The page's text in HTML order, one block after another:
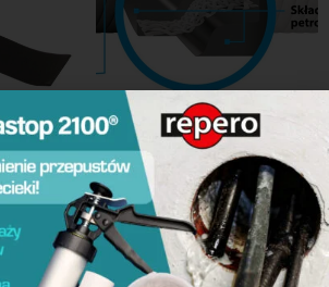
DENSO-Tape ET
Dowiedz się więcej